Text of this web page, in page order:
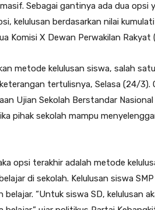
Sebagai gantinya ada dua opsi
kelulusan berdasarkan nilai
Komisi X Dewan Perwakilan Rakyat
metode kelulusan siswa, salah
tertulisnya, Selasa (24/3).
Ujian Sekolah Berstandar Nasional
pihak sekolah mampu
opsi terakhir adalah metode
di sekolah. Kelulusan siswa
“Untuk siswa SD, kelulusan